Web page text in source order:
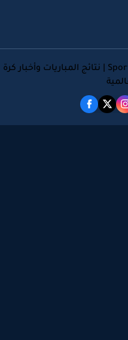
Sport400 | نتائج المباريات وأخبار كرة